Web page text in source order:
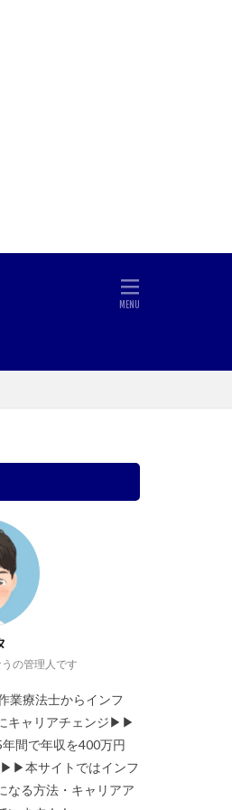
の管理人です
業療法士からインフ
キャリアチェンジ▶︎▶︎
間で年収を400万円
本サイトではインフ
なる方法・キャリアア